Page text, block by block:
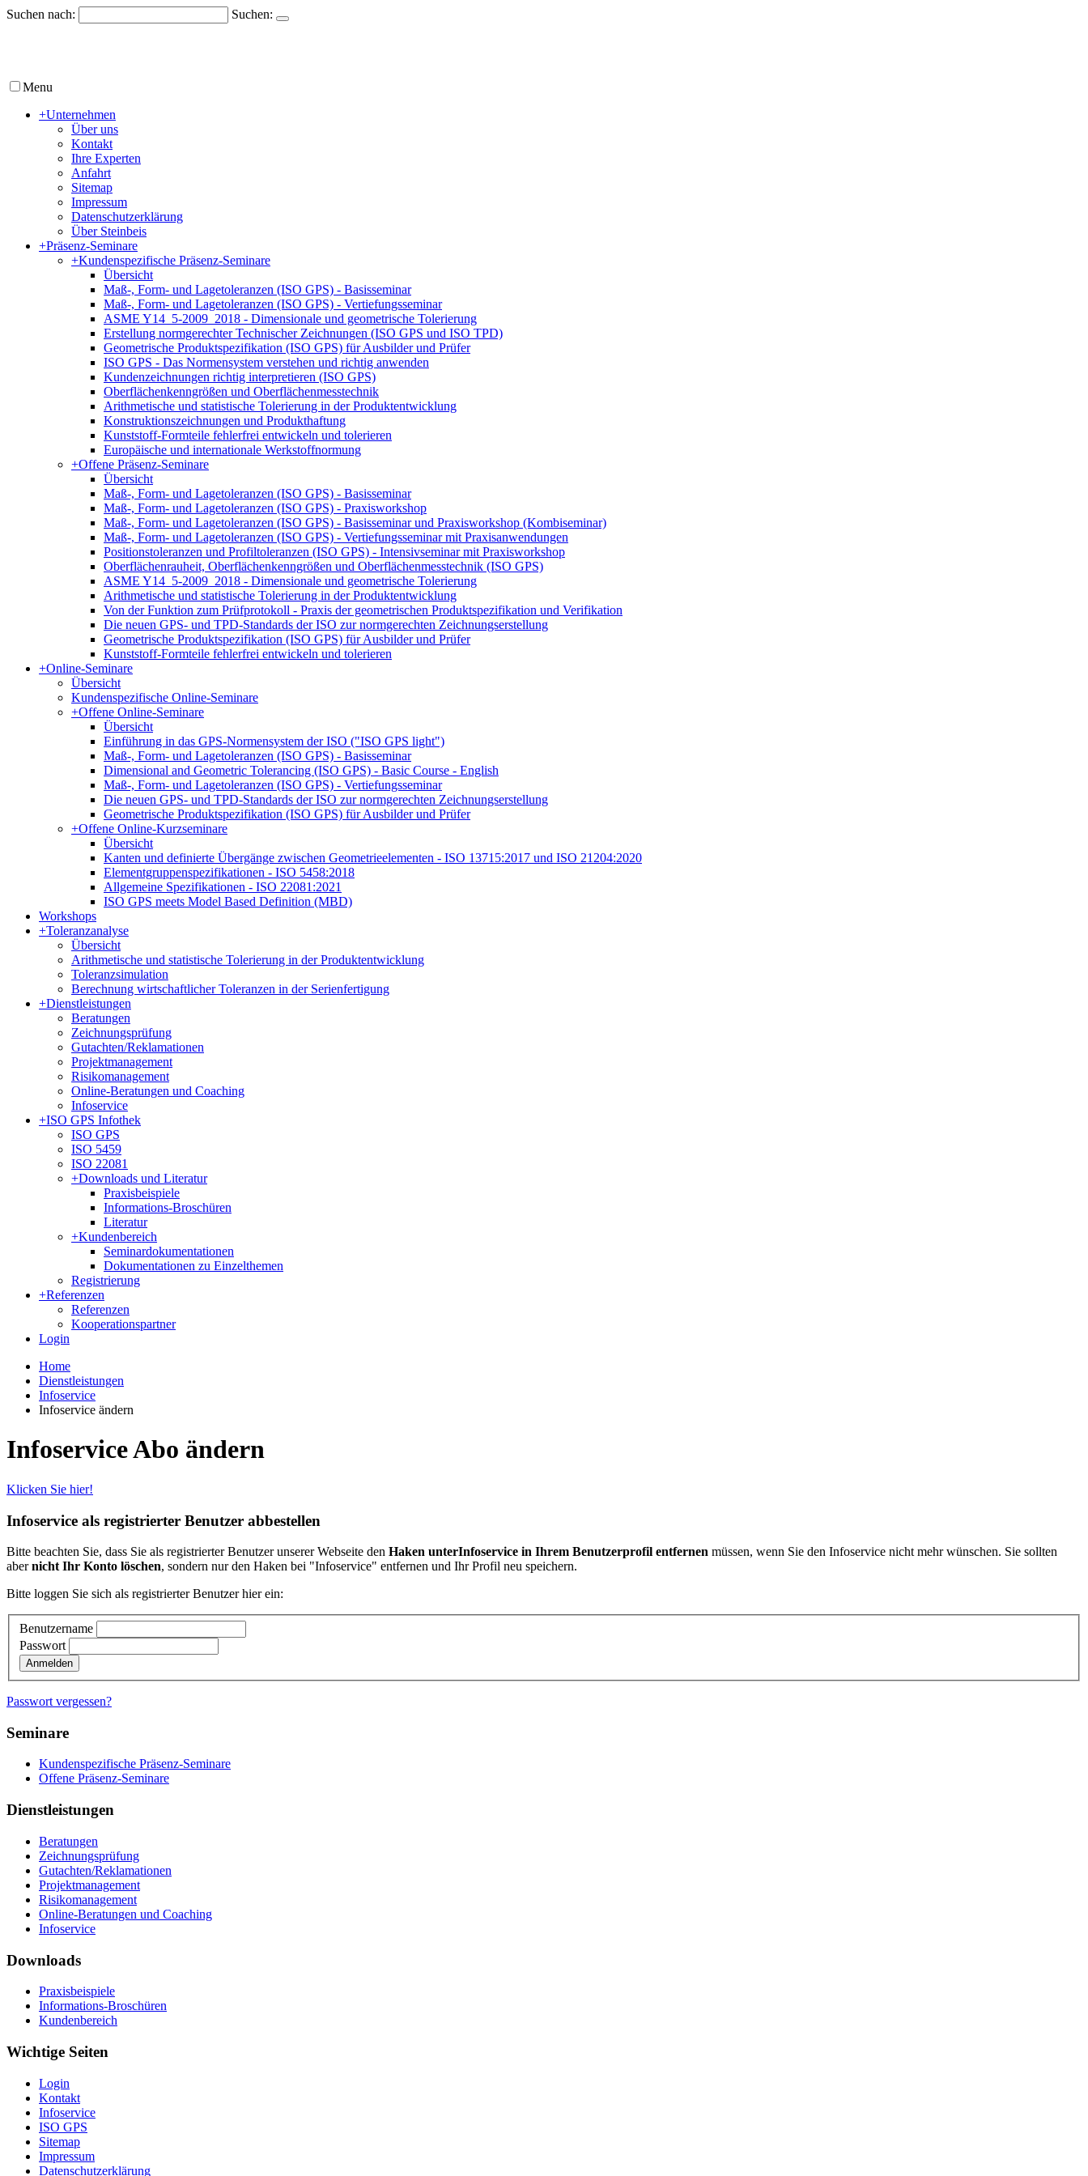
Suchen nach: Suchen:
Menu
+Unternehmen
Über uns
Kontakt
Ihre Experten
Anfahrt
Sitemap
Impressum
Datenschutzerklärung
Über Steinbeis
+Präsenz-Seminare
+Kundenspezifische Präsenz-Seminare
Übersicht
Maß-, Form- und Lagetoleranzen (ISO GPS) - Basisseminar
Maß-, Form- und Lagetoleranzen (ISO GPS) - Vertiefungsseminar
ASME Y14_5-2009_2018 - Dimensionale und geometrische Tolerierung
Erstellung normgerechter Technischer Zeichnungen (ISO GPS und ISO TPD)
Geometrische Produktspezifikation (ISO GPS) für Ausbilder und Prüfer
ISO GPS - Das Normensystem verstehen und richtig anwenden
Kundenzeichnungen richtig interpretieren (ISO GPS)
Oberflächenkenngrößen und Oberflächenmesstechnik
Arithmetische und statistische Tolerierung in der Produktentwicklung
Konstruktionszeichnungen und Produkthaftung
Kunststoff-Formteile fehlerfrei entwickeln und tolerieren
Europäische und internationale Werkstoffnormung
+Offene Präsenz-Seminare
Übersicht
Maß-, Form- und Lagetoleranzen (ISO GPS) - Basisseminar
Maß-, Form- und Lagetoleranzen (ISO GPS) - Praxisworkshop
Maß-, Form- und Lagetoleranzen (ISO GPS) - Basisseminar und Praxisworkshop (Kombiseminar)
Maß-, Form- und Lagetoleranzen (ISO GPS) - Vertiefungsseminar mit Praxisanwendungen
Positionstoleranzen und Profiltoleranzen (ISO GPS) - Intensivseminar mit Praxisworkshop
Oberflächenrauheit, Oberflächenkenngrößen und Oberflächenmesstechnik (ISO GPS)
ASME Y14_5-2009_2018 - Dimensionale und geometrische Tolerierung
Arithmetische und statistische Tolerierung in der Produktentwicklung
Von der Funktion zum Prüfprotokoll - Praxis der geometrischen Produktspezifikation und Verifikation
Die neuen GPS- und TPD-Standards der ISO zur normgerechten Zeichnungserstellung
Geometrische Produktspezifikation (ISO GPS) für Ausbilder und Prüfer
Kunststoff-Formteile fehlerfrei entwickeln und tolerieren
+Online-Seminare
Übersicht
Kundenspezifische Online-Seminare
+Offene Online-Seminare
Übersicht
Einführung in das GPS-Normensystem der ISO ("ISO GPS light")
Maß-, Form- und Lagetoleranzen (ISO GPS) - Basisseminar
Dimensional and Geometric Tolerancing (ISO GPS) - Basic Course - English
Maß-, Form- und Lagetoleranzen (ISO GPS) - Vertiefungsseminar
Die neuen GPS- und TPD-Standards der ISO zur normgerechten Zeichnungserstellung
Geometrische Produktspezifikation (ISO GPS) für Ausbilder und Prüfer
+Offene Online-Kurzseminare
Übersicht
Kanten und definierte Übergänge zwischen Geometrieelementen - ISO 13715:2017 und ISO 21204:2020
Elementgruppenspezifikationen - ISO 5458:2018
Allgemeine Spezifikationen - ISO 22081:2021
ISO GPS meets Model Based Definition (MBD)
Workshops
+Toleranzanalyse
Übersicht
Arithmetische und statistische Tolerierung in der Produktentwicklung
Toleranzsimulation
Berechnung wirtschaftlicher Toleranzen in der Serienfertigung
+Dienstleistungen
Beratungen
Zeichnungsprüfung
Gutachten/Reklamationen
Projektmanagement
Risikomanagement
Online-Beratungen und Coaching
Infoservice
+ISO GPS Infothek
ISO GPS
ISO 5459
ISO 22081
+Downloads und Literatur
Praxisbeispiele
Informations-Broschüren
Literatur
+Kundenbereich
Seminardokumentationen
Dokumentationen zu Einzelthemen
Registrierung
+Referenzen
Referenzen
Kooperationspartner
Login
Home
Dienstleistungen
Infoservice
Infoservice ändern
Infoservice Abo ändern
Klicken Sie hier!
Infoservice als registrierter Benutzer abbestellen
Bitte beachten Sie, dass Sie als registrierter Benutzer unserer Webseite den Haken unterInfoservice in Ihrem Benutzerprofil entfernen müssen, wenn Sie den Infoservice nicht mehr wünschen. Sie sollten
abernicht Ihr Konto löschen, sondern nur den Haken bei "Infoservice" entfernen und Ihr Profil neu speichern.
Bitte loggen Sie sich als registrierter Benutzer hier ein:
Benutzername
Passwort
Passwort vergessen?
Seminare
Kundenspezifische Präsenz-Seminare
Offene Präsenz-Seminare
Dienstleistungen
Beratungen
Zeichnungsprüfung
Gutachten/Reklamationen
Projektmanagement
Risikomanagement
Online-Beratungen und Coaching
Infoservice
Downloads
Praxisbeispiele
Informations-Broschüren
Kundenbereich
Wichtige Seiten
Login
Kontakt
Infoservice
ISO GPS
Sitemap
Impressum
Datenschutzerklärung